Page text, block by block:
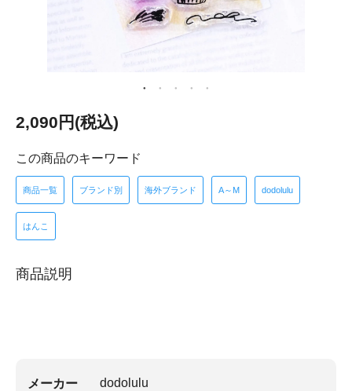
2,090円(税込)
この商品のキーワード
商品一覧 ブランド別 海外ブランド A～M dodolulu
はんこ
商品説明
メーカー dodolulu